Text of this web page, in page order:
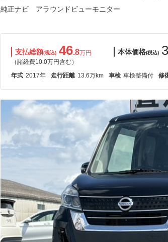
純正ナビ アラウンドビューモニター
支払総額(税込) 46.8万円
（諸経費10.0万円含む）
本体価格(税込)
年式 2017年 走行距離 13.6万km 車検 車検整備付 修